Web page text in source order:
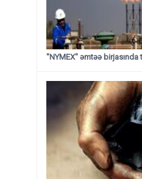
"NYMEX" əmtəə birjasında